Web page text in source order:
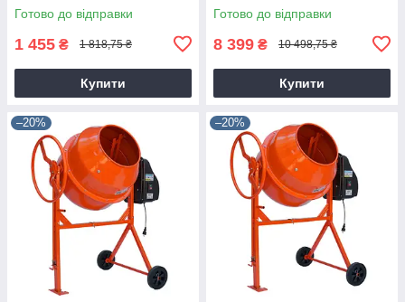
Готово до відправки
1 455 ₴ 1 818,75 ₴
Купити
Готово до відправки
8 399 ₴ 10 498,75 ₴
Купити
–20% –20%